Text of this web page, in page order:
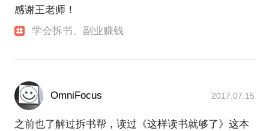
感谢王老师！
学会拆书、副业赚钱
OmniFocus 2017.07.15
之前也了解过拆书帮，读过《这样读书就够了》这本